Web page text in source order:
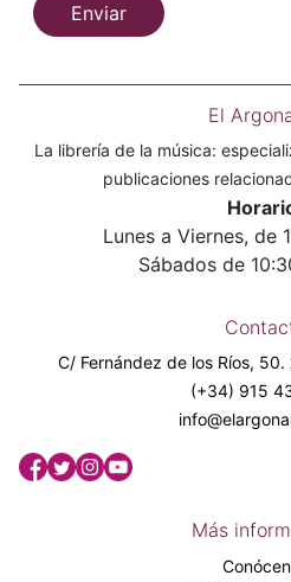
Enviar
El
La librería de la música:
publicaciones
Lunes a Viernes, de
Sábados de
C/ Fernández de los Ríos,
(+34) 915
Más